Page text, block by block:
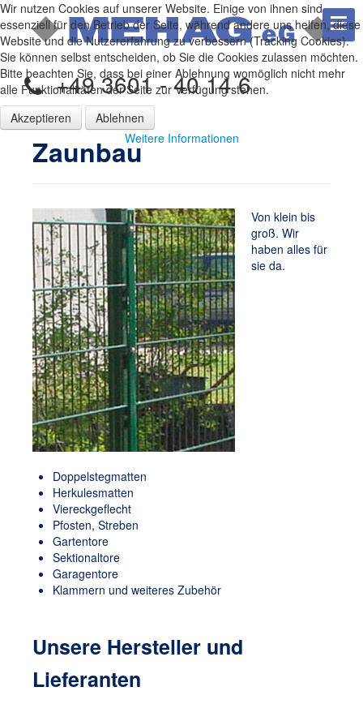
+49 3601 - 40 14 6
Zaunbau
Von klein bis
groß. Wir
haben alles für
sie da.
Doppelstegmatten
Herkulesmatten
Viereckgeflecht
Pfosten, Streben
Gartentore
Sektionaltore
Garagentore
Klammern und weiteres Zubehör
Unsere Hersteller und
Lieferanten
Wir nutzen Cookies auf unserer Website. Einige von ihnen sind
essenziell für den Betrieb der Seite, während andere uns helfen, diese
Website und die Nutzererfahrung zu verbessern (Tracking Cookies).
Sie können selbst entscheiden, ob Sie die Cookies zulassen möchten.
Bitte beachten Sie, dass bei einer Ablehnung womöglich nicht mehr
alle Funktionalitäten der Seite zur Verfügung stehen.
Akzeptieren
Ablehnen
Weitere Informationen